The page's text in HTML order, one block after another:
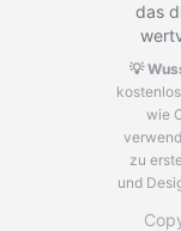
das
💡
wie
zu
und